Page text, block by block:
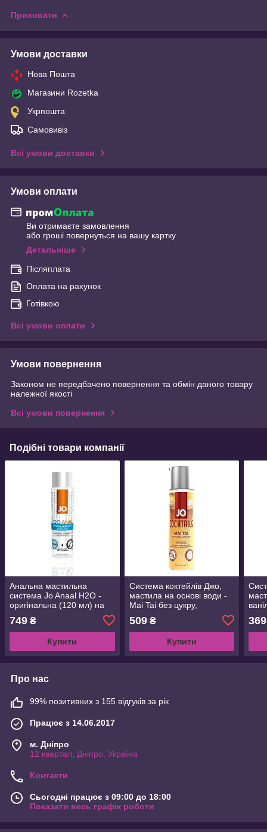
Приховати
Умови доставки
Нова Пошта
Магазини Rozetka
Укрпошта
Самовивіз
Всі умови доставки
Умови оплати
Ви отримаєте замовлення
або гроші повернуться на вашу картку
Детальніше
Післяплата
Оплата на рахунок
Готівкою
Всі умови оплати
Умови повернення
Законом не передбачено повернення та обмін даного товару
належної якості
Всі умови повернення
Подібні товари компанії
Анальна мастильна
система Jo Anaal H2O -
оригінальна (120 мл) на
гліцерин
749 ₴
Купити
Система коктейлів Джо,
мастила на основі води -
Mai Tai без цукру,
овочевий гліцерин (60 мл)
509₴
Купити
369
Про нас
99% позитивних з 155 відгуків за рік
Працює з 14.06.2017
м. Дніпро
12 квартал, Дніпро, Україна
Контакти
Сьогодні працює з 09:00 до 18:00
Показати весь графік роботи